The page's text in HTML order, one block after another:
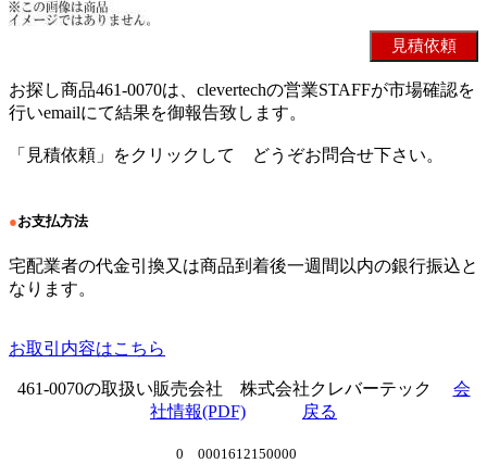
お探し商品461-0070は、clevertechの営業STAFFが市場確認を
行いemailにて結果を御報告致します。
「見積依頼」をクリックして どうぞお問合せ下さい。
●お支払方法
宅配業者の代金引換又は商品到着後一週間以内の銀行振込と
なります。
お取引内容はこちら
461-0070の取扱い販売会社 株式会社クレバーテック 会
社情報(PDF)
戻る
0 0001612150000